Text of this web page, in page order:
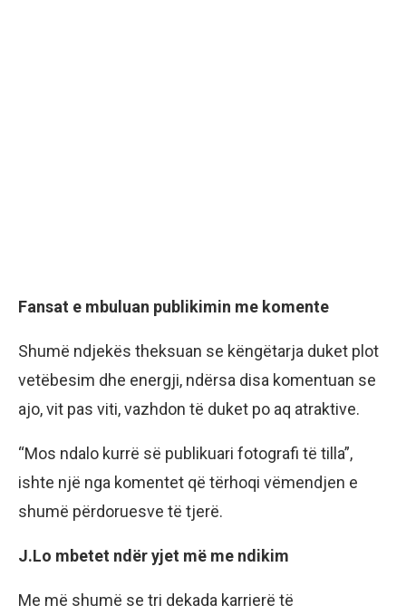
Fansat e mbuluan publikimin me komente
Shumë ndjekës theksuan se këngëtarja duket plot
vetëbesim dhe energji, ndërsa disa komentuan se
ajo, vit pas viti, vazhdon të duket po aq atraktive.
“Mos ndalo kurrë së publikuari fotografi të tilla”,
ishte një nga komentet që tërhoqi vëmendjen e
shumë përdoruesve të tjerë.
J.Lo mbetet ndër yjet më me ndikim
Me më shumë se tri dekada karrierë të